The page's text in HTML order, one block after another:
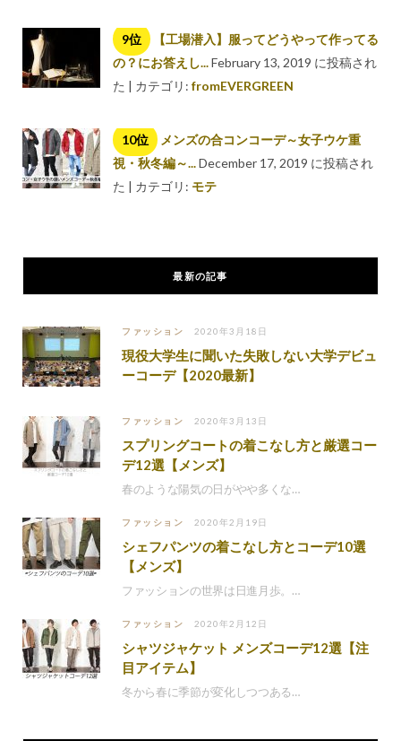
【工場潜入】服ってどうやって作ってる
の？にお答えし...February 13, 2019 に投稿され
た | カテゴリ: fromEVERGREEN
メンズの合コンコーデ～女子ウケ重
視・秋冬編～...December 17, 2019 に投稿され
た | カテゴリ: モテ
最新の記事
ファッション 2020年3月18日
現役大学生に聞いた失敗しない大学デビュ
ーコーデ【2020最新】
ファッション 2020年3月13日
スプリングコートの着こなし方と厳選コー
デ12選【メンズ】
春のような陽気の日がやや多くな…
ファッション 2020年2月19日
シェフパンツの着こなし方とコーデ10選
【メンズ】
ファッションの世界は日進月歩。…
ファッション 2020年2月12日
シャツジャケット メンズコーデ12選【注
目アイテム】
冬から春に季節が変化しつつある…